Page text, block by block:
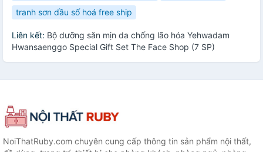
tranh sơn dầu số hoá free ship
Liên kết: Bộ dưỡng săn mịn da chống lão hóa Yehwadam
Hwansaenggo Special Gift Set The Face Shop (7 SP)
NoiThatRuby.com chuyên cung cấp thông tin sản phẩm nội thất,